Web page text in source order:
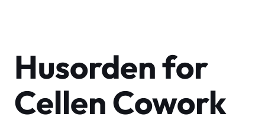
Husorden for
Cellen Cowork